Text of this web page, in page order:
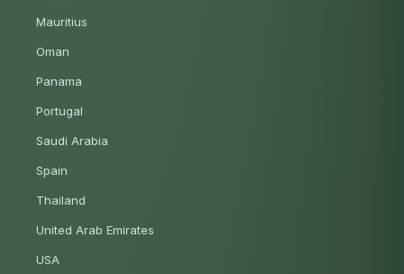
Mauritius
Oman
Panama
Portugal
Saudi Arabia
Spain
Thailand
United Arab Emirates
USA